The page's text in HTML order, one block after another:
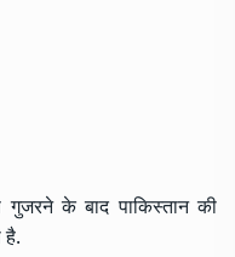
के बाद पाकिस्तान की
है.